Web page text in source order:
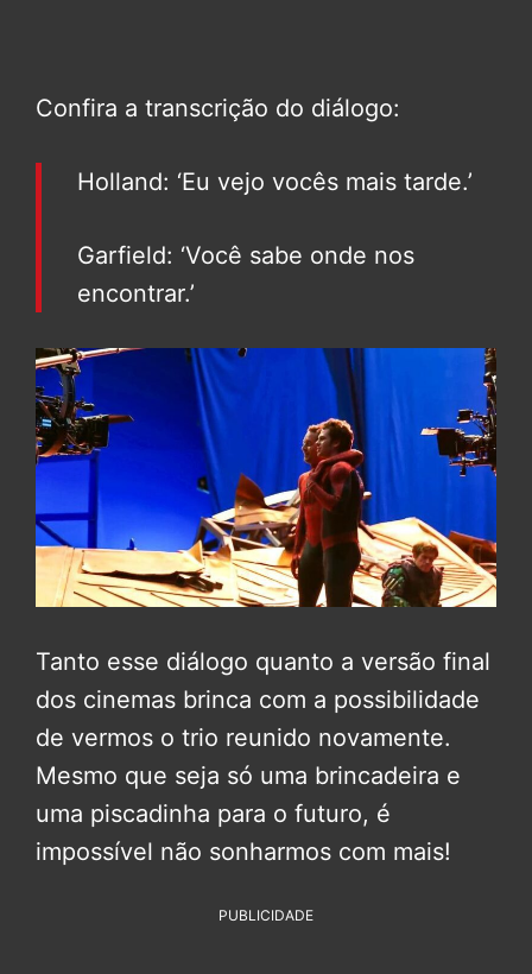
Confira a transcrição do diálogo:
Holland: ‘Eu vejo vocês mais tarde.’
Garfield: ‘Você sabe onde nos
encontrar.’
Tanto esse diálogo quanto a versão final
dos cinemas brinca com a possibilidade
de vermos o trio reunido novamente.
Mesmo que seja só uma brincadeira e
uma piscadinha para o futuro, é
impossível não sonharmos com mais!
PUBLICIDADE